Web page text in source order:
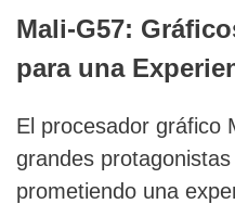
Mali-G57:
para una
El procesador gráfico
grandes
prometiendo una